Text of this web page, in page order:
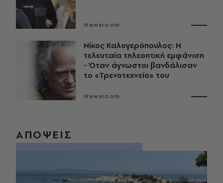
Newsroom
Νίκος Καλογερόπουλος: Η
τελευταία τηλεοπτική εμφάνιση
- Όταν άγνωστοι βανδάλισαν
το «Τρενοτεχνείο» του
Newsroom
ΑΠΟΨΕΙΣ